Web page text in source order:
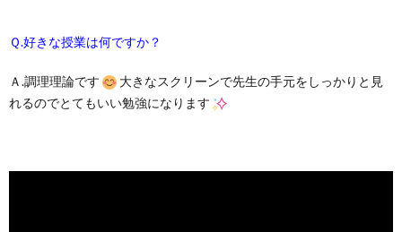
Ｑ.好きな授業は何ですか？
Ａ.調理理論です
大きなスクリーンで先生の手元をしっかりと見
れるのでとてもいい勉強になります